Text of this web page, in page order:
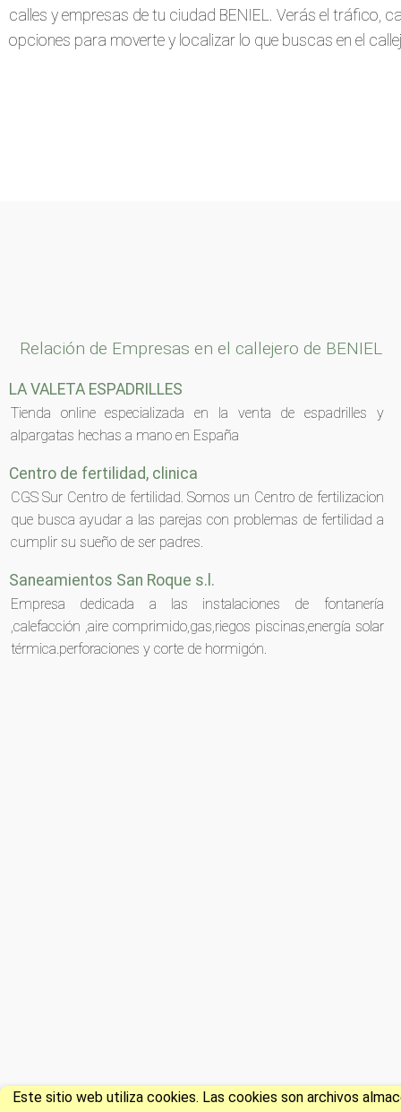
calles y empresas de tu ciudad BENIEL. Verás el tráfico,
opciones para moverte y localizar lo que buscas en el
Relación de Empresas en el callejero de BENIEL
LA VALETA ESPADRILLES
Tienda online especializada en la venta de espadrilles y
alpargatas hechas a mano en España
Centro de fertilidad, clinica
CGS Sur Centro de fertilidad. Somos un Centro de fertilizacion
que busca ayudar a las parejas con problemas de fertilidad a
cumplir su sueño de ser padres.
Saneamientos San Roque s.l.
Empresa dedicada a las instalaciones de fontanería
,calefacción ,aire comprimido,gas,riegos piscinas,energía solar
térmica.perforaciones y corte de hormigón.
Este sitio web utiliza cookies. Las cookies son archivos